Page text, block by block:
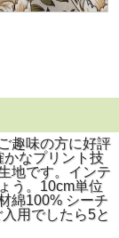
趣味の方に好評
なプリント技
地です。インテ
う。10cm単位
綿100% シーチ
用でしたら5と